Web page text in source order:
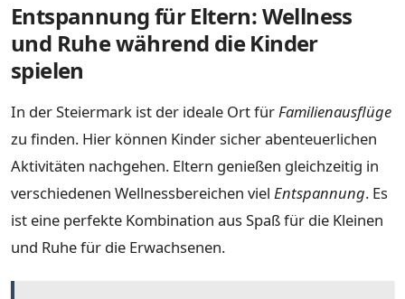
Entspannung für Eltern: Wellness
und Ruhe während die Kinder
spielen
In der Steiermark ist der ideale Ort fürFamilienausflüge
zu finden. Hier können Kinder sicher abenteuerlichen
Aktivitäten nachgehen. Eltern genießen gleichzeitig in
verschiedenen Wellnessbereichen viel Entspannung. Es
ist eine perfekte Kombination aus Spaß für die Kleinen
und Ruhe für die Erwachsenen.